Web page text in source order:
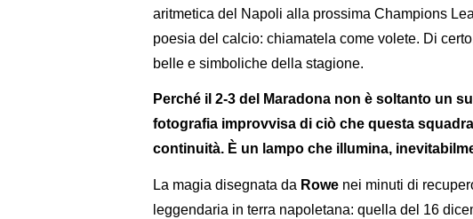
aritmetica del Napoli alla prossima Champions
poesia del calcio: chiamatela come volete. Di
belle e simboliche della stagione.
Perché il 2-3 del Maradona non è soltanto un
fotografia improvvisa di ciò che questa
continuità. È un lampo che illumina,
La magia disegnata da Rowe nei minuti di
leggendaria in terra napoletana: quella del 16